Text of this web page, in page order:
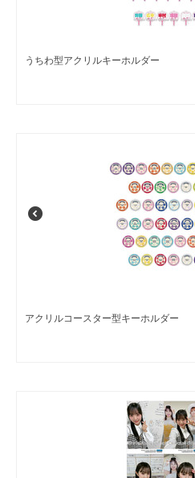
うちわ型アクリルキーホルダー
アクリルコースター型キーホルダー